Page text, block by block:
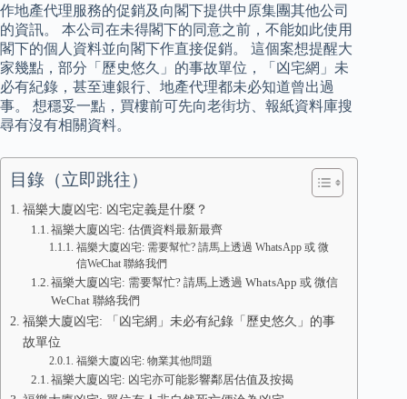
作地產代理服務的促銷及向閣下提供中原集團其他公司
的資訊。 本公司在未得閣下的同意之前，不能如此使用
閣下的個人資料並向閣下作直接促銷。 這個案想提醒大
家幾點，部分「歷史悠久」的事故單位，「凶宅網」未
必有紀錄，甚至連銀行、地產代理都未必知道曾出過
事。 想穩妥一點，買樓前可先向老街坊、報紙資料庫搜
尋有沒有相關資料。
目錄（立即跳往）
福樂大廈凶宅: 凶宅定義是什麼？
福樂大廈凶宅: 估價資料最新最齊
福樂大廈凶宅: 需要幫忙? 請馬上透過 WhatsApp 或 微
信WeChat 聯絡我們
福樂大廈凶宅: 需要幫忙? 請馬上透過 WhatsApp 或 微信
WeChat 聯絡我們
福樂大廈凶宅: 「凶宅網」未必有紀錄「歷史悠久」的事
故單位
福樂大廈凶宅: 物業其他問題
福樂大廈凶宅: 凶宅亦可能影響鄰居估值及按揭